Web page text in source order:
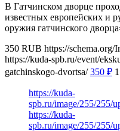
В Гатчинском дворце
известных европейских и
оружия гатчинского
350 RUB https://schema.org/
https://kuda-spb.ru/event/
gatchinskogo-dvortsa/ 350 ₽
https://kuda-
spb.ru/image/255/255/
https://kuda-
spb.ru/image/255/255/